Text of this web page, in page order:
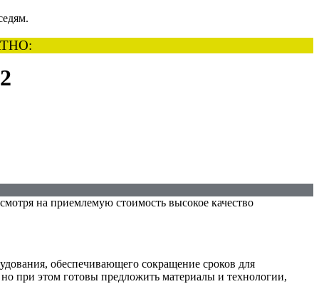
на приемлемую стоимость высокое качество
обеспечивающего сокращение сроков для
при этом готовы предложить материалы и технологии,